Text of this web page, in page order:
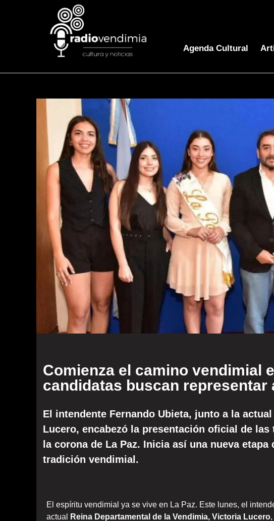
Agenda Cultural
Comienza el camino vendimial
candidatas buscan representar
El intendente Fernando Ubieta, junto a la
Lucero, encabezó la presentación oficial de
la corona de La Paz. Inicia así una nueva
tradición vendimial.
El espíritu vendimial ya se vive en La Paz. Este lunes, el
actual
Reina Departamental de la Vendimia, Victoria Lucero